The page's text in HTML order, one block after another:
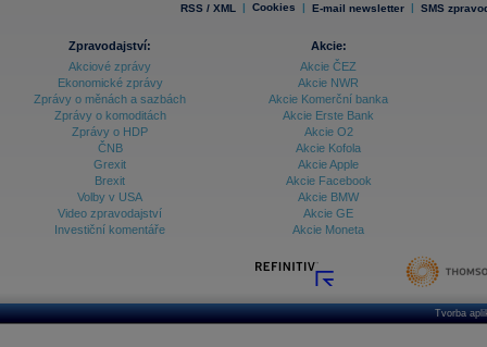
RSS / XML | Cookies | E-mail newsletter | SMS
Zpravodajství:
Akciové zprávy
Ekonomické zprávy
Zprávy o měnách a sazbách
Zprávy o komoditách
Zprávy o HDP
ČNB
Grexit
Brexit
Volby v USA
Video zpravodajství
Investiční komentáře
Akcie:
Akcie ČEZ
Akcie NWR
Akcie Komerční banka
Akcie Erste Bank
Akcie O2
Akcie Kofola
Akcie Apple
Akcie Facebook
Akcie BMW
Akcie GE
Akcie Moneta
Tvorba